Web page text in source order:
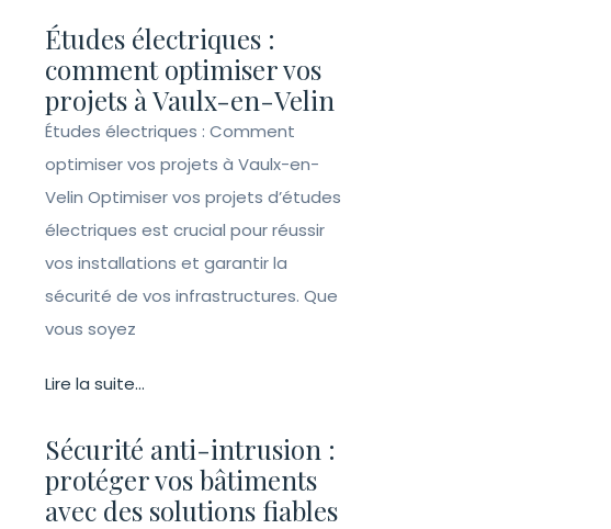
Études électriques :
comment optimiser vos
projets à Vaulx-en-Velin
Études électriques : Comment
optimiser vos projets à Vaulx-en-
Velin Optimiser vos projets d’études
électriques est crucial pour réussir
vos installations et garantir la
sécurité de vos infrastructures. Que
vous soyez
Lire la suite...
Sécurité anti-intrusion :
protéger vos bâtiments
avec des solutions fiables